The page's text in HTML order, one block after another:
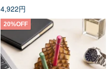
4,922円
20%OFF